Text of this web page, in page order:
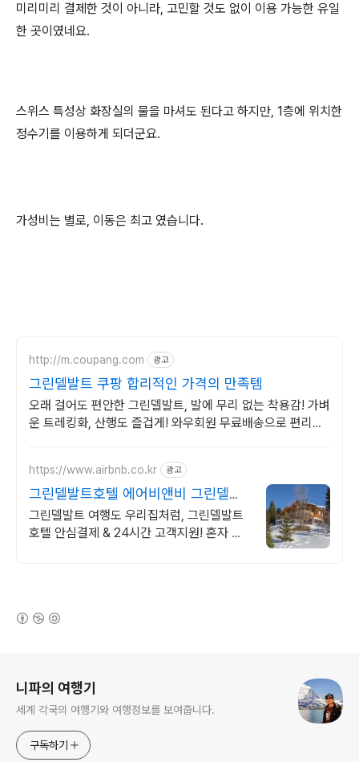
미리미리 결제한 것이 아니라, 고민할 것도 없이 이용 가능한 유일
한 곳이였네요.
스위스 특성상 화장실의 물을 마셔도 된다고 하지만, 1층에 위치한
정수기를 이용하게 되더군요.
가성비는 별로, 이동은 최고 였습니다.
http://m.coupang.com 광고
그린델발트 쿠팡 합리적인 가격의 만족템
오래 걸어도 편안한 그린델발트, 발에 무리 없는 착용감! 가벼
운 트레킹화, 산행도 즐겁게! 와우회원 무료배송으로 편리하
https://www.airbnb.co.kr 광고
그린델발트호텔 에어비앤비 그린델발
트 인기숙소 둘러보기
그린델발트 여행도 우리집처럼, 그린델발트
호텔 안심결제 & 24시간 고객지원! 혼자 여
니파의 여행기
세계 각국의 여행기와 여행정보를 보여줍니다.
구독하기